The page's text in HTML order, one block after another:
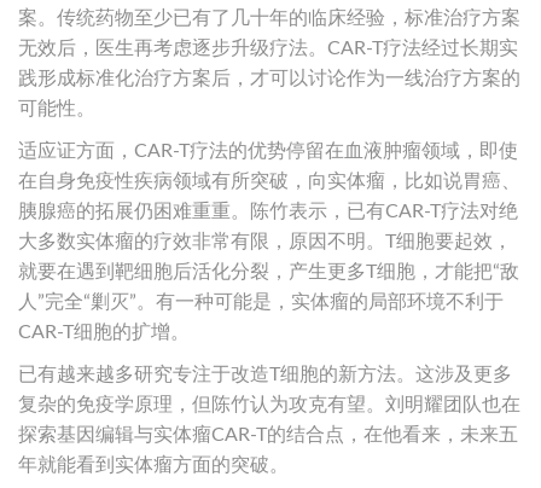
案。传统药物至少已有了几十年的临床经验，标准治疗方案
无效后，医生再考虑逐步升级疗法。CAR-T疗法经过长期实
践形成标准化治疗方案后，才可以讨论作为一线治疗方案的
可能性。
适应证方面，CAR-T疗法的优势停留在血液肿瘤领域，即使
在自身免疫性疾病领域有所突破，向实体瘤，比如说胃癌、
胰腺癌的拓展仍困难重重。陈竹表示，已有CAR-T疗法对绝
大多数实体瘤的疗效非常有限，原因不明。T细胞要起效，
就要在遇到靶细胞后活化分裂，产生更多T细胞，才能把“敌
人”完全“剿灭”。有一种可能是，实体瘤的局部环境不利于
CAR-T细胞的扩增。
已有越来越多研究专注于改造T细胞的新方法。这涉及更多
复杂的免疫学原理，但陈竹认为攻克有望。刘明耀团队也在
探索基因编辑与实体瘤CAR-T的结合点，在他看来，未来五
年就能看到实体瘤方面的突破。